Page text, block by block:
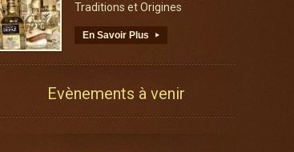
Traditions et Origines
En Savoir Plus ▸
Evènements à venir